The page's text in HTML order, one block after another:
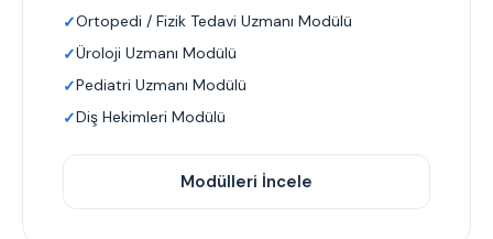
Ortopedi / Fizik Tedavi Uzmanı Modülü
Üroloji Uzmanı Modülü
Pediatri Uzmanı Modülü
Diş Hekimleri Modülü
Modülleri İncele